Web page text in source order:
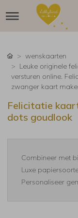
wenskaarten
Leuke originele
versturen online.
zwanger kaart
Felicitatie
dots goudlook
Combineer met
Luxe
Personaliseer